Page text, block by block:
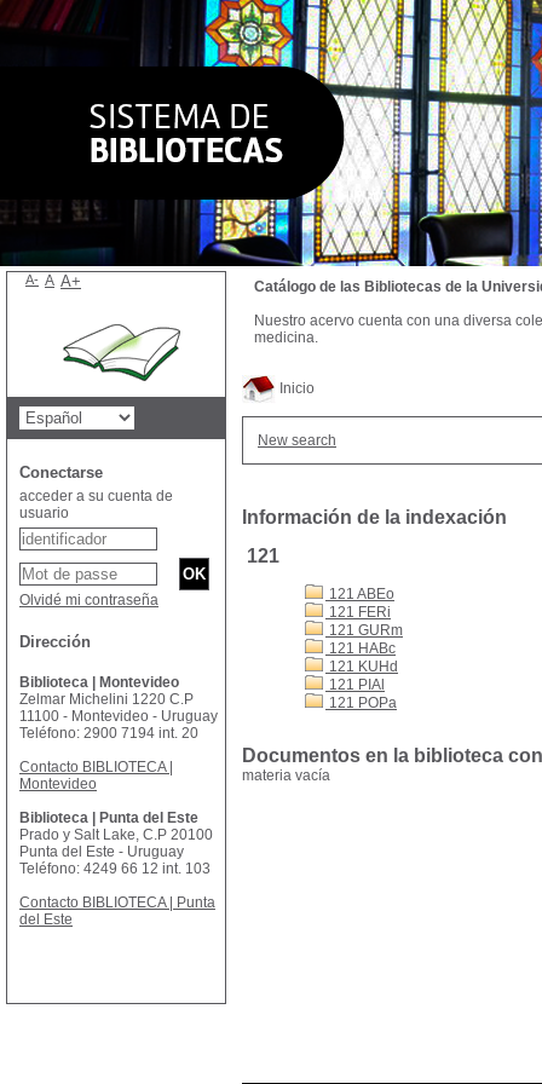
Inicio
New search
Información de la indexación
121
121 ABEo
121 FERi
121 GURm
121 HABc
121 KUHd
121 PIAl
121 POPa
Documentos en la biblioteca
materia vacía
Catálogo de las Bibliotecas de la
Nuestro acervo cuenta con una diversa
medicina.
A- A A+
Conectarse
acceder a su cuenta de
usuario
Olvidé mi contraseña
Dirección
Biblioteca | Montevideo
Zelmar Michelini 1220 C.P
11100 - Montevideo - Uruguay
Teléfono: 2900 7194 int. 20
Contacto BIBLIOTECA |
Montevideo
Biblioteca | Punta del Este
Prado y Salt Lake, C.P 20100
Punta del Este - Uruguay
Teléfono: 4249 66 12 int. 103
Contacto BIBLIOTECA | Punta
del Este